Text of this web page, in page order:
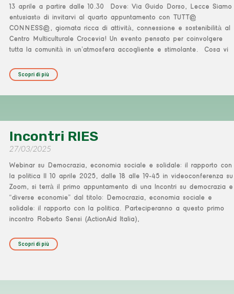
13 aprile a partire dalle 10.30 Dove: Via Guido Dorso, Lecce Siamo
entusiastə di invitarvi al quarto appuntamento con TUTT@
CONNESS@, giornata ricca di attività, connessione e sostenibilità al
Centro Multiculturale Crocevia! Un evento pensato per coinvolgere
tutta la comunità in un’atmosfera accogliente e stimolante. Cosa vi
Scopri di più
Incontri RIES
27/03/2025
Webinar su Democrazia, economia sociale e solidale: il rapporto con
la politica Il 10 aprile 2025, dalle 18 alle 19-45 in videoconferenza su
Zoom, si terrà il primo appuntamento di una Incontri su democrazia e
“diverse economie” dal titolo: Democrazia, economia sociale e
solidale: il rapporto con la politica. Parteciperanno a questo primo
incontro Roberto Sensi (ActionAid Italia),
Scopri di più